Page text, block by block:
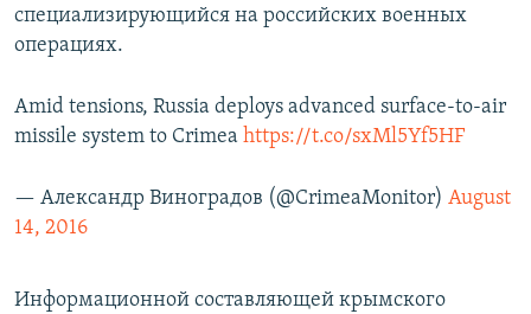
специализирующийся на российских военных
операциях.
Amid tensions, Russia deploys advanced surface-to-air
missile system to Crimea https://t.co/sxMl5Yf5HF
— Александр Виноградов (@CrimeaMonitor) August
14, 2016
Информационной составляющей крымского